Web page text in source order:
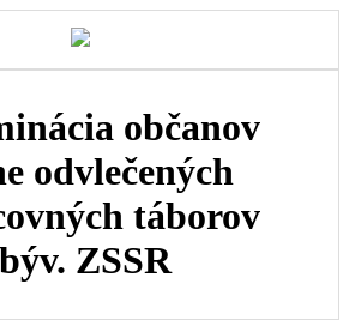
občanov
odvlečených
táborov
ZSSR